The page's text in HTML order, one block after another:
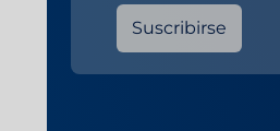
Suscribirse